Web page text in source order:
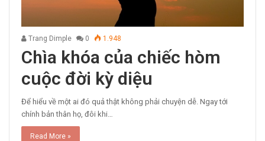
Trang Dimple 0 1.948
Chìa khóa của chiếc hòm
cuộc đời kỳ diệu
Để hiểu về một ai đó quả thật không phải chuyện dễ. Ngay tới
chính bản thân họ, đôi khi…
Read More »